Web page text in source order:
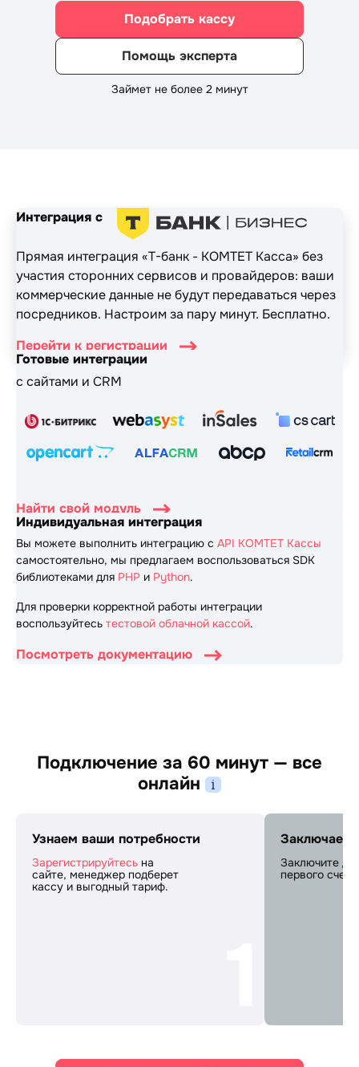
Подобрать кассу
Помощь эксперта
Займет не более 2 минут
Интеграция с
Прямая интеграция «Т-банк - КОМТЕТ Касса» без
участия сторонних сервисов и провайдеров: ваши
коммерческие данные не будут передаваться через
посредников. Настроим за пару минут. Бесплатно.
Перейти к регистрации
Готовые интеграции
с сайтами и CRM
Найти свой модуль
Индивидуальная интеграция
Вы можете выполнить интеграцию с API КОМТЕТ Кассы
самостоятельно, мы предлагаем воспользоваться SDK
библиотеками для PHP и Python.
Для проверки корректной работы интеграции
воспользуйтесь тестовой облачной кассой.
Посмотреть документацию
Подключение за 60 минут — все
онлайн
Узнаем ваши потребности
Зарегистрируйтесь на
сайте, менеджер подберет
кассу и выгодный тариф.
Заключаем
Заключите
первого